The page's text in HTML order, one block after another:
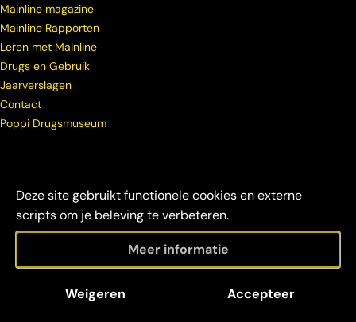
Deze site gebruikt functionele cookies en externe
scripts om je beleving te verbeteren.
Meer informatie
Weigeren Accepteer
Mainline magazine
Mainline Rapporten
Leren met Mainline
Drugs en Gebruik
Jaarverslagen
Contact
Poppi Drugsmuseum
Mainline 2026
verantwoordelijkheid
credits